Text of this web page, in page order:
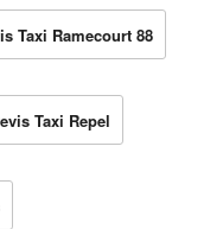
Taxi Ramecourt 88
Taxi Repel